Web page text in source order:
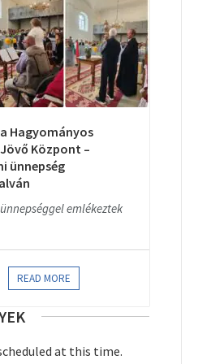
Hagyományos
Központ –
ünnepség
emlékeztek
READ MORE
at this time.